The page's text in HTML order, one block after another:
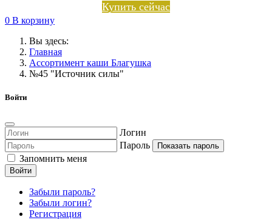
Купить сейчас
0 В корзину
Вы здесь:
Главная
Ассортимент каши Благушка
№45 "Источник силы"
Войти
Логин
Пароль
Показать пароль
Запомнить меня
Войти
Забыли пароль?
Забыли логин?
Регистрация